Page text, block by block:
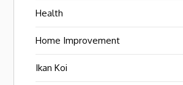
Health
Home Improvement
Ikan Koi